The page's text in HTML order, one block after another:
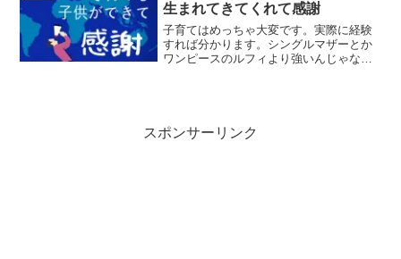
生まれてきてくれて感謝
子育てはめっちゃ大変です。実際に経験
すれば分かります。シングルマザーとか
ワンピースのルフィより強いんじゃない
スポンサーリンク